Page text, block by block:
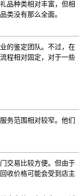
品种类相对丰富，但相
类没有那么全面。
的鉴定团队。不过，在
程相对固定，对于一些
务范围相对较窄。他们
交易比较方便。但由于
收价格可能会受到店主